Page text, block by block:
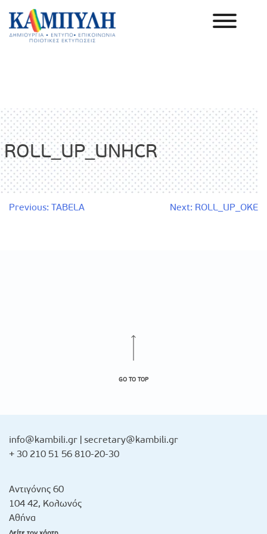
Skip
content
ROLL_UP_UNHCR
Πλοήγηση
Previous: TABELA Next: ROLL_UP_OKE
GO TO TOP
info@kambili.gr secretary@kambili.gr
+ 30 210 51 56 810-20-30
Αντιγόνης 60
104 42, Κολωνός
Αθήνα